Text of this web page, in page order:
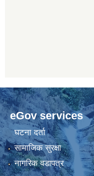
eGov services
घटना दर्ता
सामाजिक सुरक्षा
नागरिक वडापत्र